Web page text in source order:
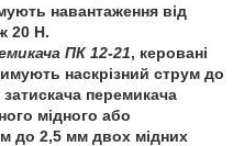
навантаження від
20 Н.
ПК 12-21, керовані
наскрізний струм до
перемикача
мідного або
до 2,5 мм двох мідних